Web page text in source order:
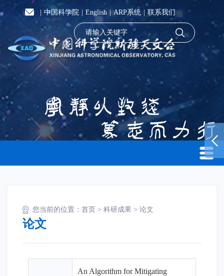
中国科学院 English |ARP系统 联系我们
您当前的位置： 首页 > 科研成果 > 论文
论文
An Algorithm for Mitigating